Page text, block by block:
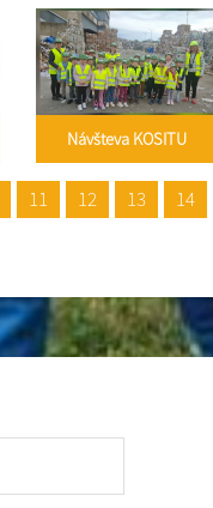
Návšteva KOSITU
11 12 13
14